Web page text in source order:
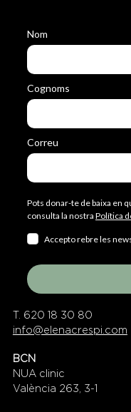
Nom
Cognoms
Correu
Pots donar-te de baixa en
consulta la nostra Política
Accepto rebre les
T. 620 18 30 80
info@elenacrespi.com
BCN
NUA clinic
València 263, 3-1